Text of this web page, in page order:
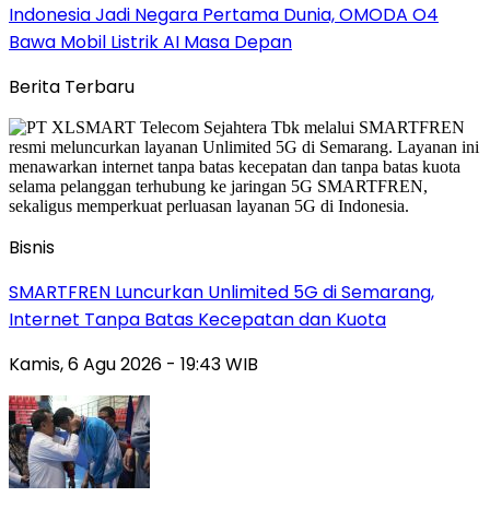
Indonesia Jadi Negara Pertama Dunia, OMODA O4
Bawa Mobil Listrik AI Masa Depan
Berita Terbaru
Bisnis
SMARTFREN Luncurkan Unlimited 5G di Semarang,
Internet Tanpa Batas Kecepatan dan Kuota
Kamis, 6 Agu 2026 - 19:43 WIB